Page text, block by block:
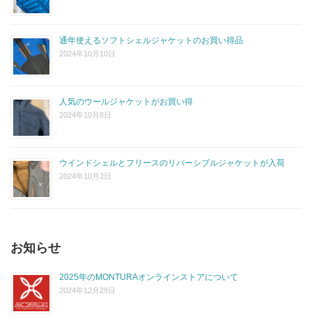
通年使えるソフトシェルジャケットのお買い得品
2024年10月10日
人気のウールジャケットがお買い得
2024年10月8日
ウインドシェルとフリースのリバーシブルジャケットが入荷
2024年10月2日
お知らせ
2025年のMONTURAオンラインストアについて
2024年12月29日